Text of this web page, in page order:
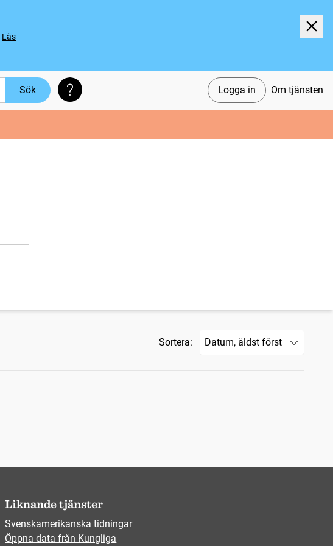
Läs
Logga in Om tjänsten
Sök Söktips
Sortera:
Liknande tjänster
Svenskamerikanska tidningar
Öppna data från Kungliga